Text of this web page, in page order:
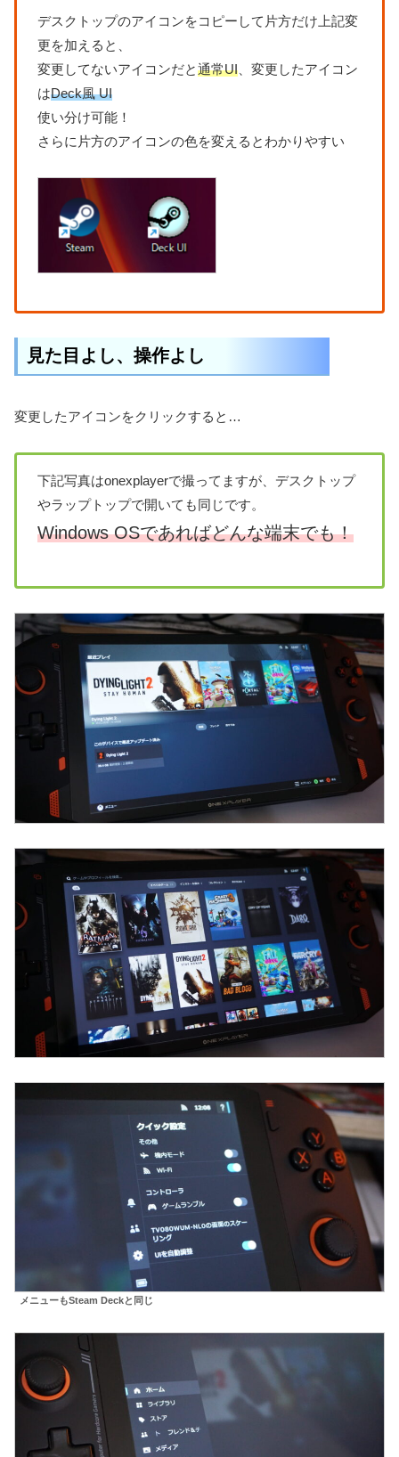
デスクトップのアイコンをコピーして片方だけ上記変
更を加えると、
変更してないアイコンだと通常UI、変更したアイコン
はDeck風 UI
使い分け可能！
さらに片方のアイコンの色を変えるとわかりやすい
見た目よし、操作よし
変更したアイコンをクリックすると…
下記写真はonexplayerで撮ってますが、デスクトップ
やラップトップで開いても同じです。
Windows OSであればどんな端末でも！
メニューもSteam Deckと同じ